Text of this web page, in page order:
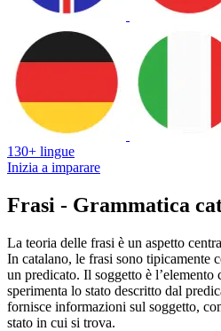
130+ lingue
Inizia a imparare
Frasi - Grammatica
La teoria delle frasi è un aspetto
In catalano, le frasi sono tipicamente
un predicato. Il soggetto è l’elemento
sperimenta lo stato descritto dal
fornisce informazioni sul soggetto,
stato in cui si trova.